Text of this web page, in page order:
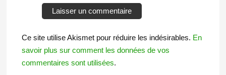
Ce site utilise Akismet pour réduire les indésirables. En
savoir plus sur comment les données de vos
commentaires sont utilisées.